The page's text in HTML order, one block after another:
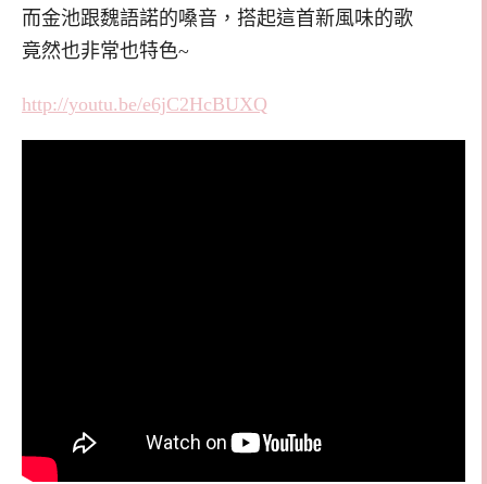
而金池跟魏語諾的嗓音，搭起這首新風味的歌
竟然也非常也特色~
http://youtu.be/e6jC2HcBUXQ